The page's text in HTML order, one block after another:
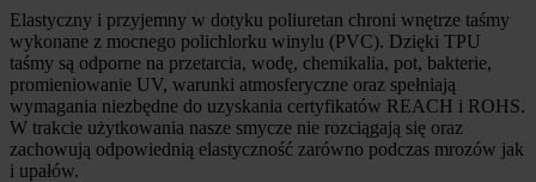
Elastyczny i przyjemny w dotyku poliuretan chroni wnętrze taśmy
wykonane z mocnego polichlorku winylu (PVC). Dzięki TPU
taśmy są odporne na przetarcia, wodę, chemikalia, pot, bakterie,
promieniowanie UV, warunki atmosferyczne oraz spełniają
wymagania niezbędne do uzyskania certyfikatów REACH i ROHS.
W trakcie użytkowania nasze smycze nie rozciągają się oraz
zachowują odpowiednią elastyczność zarówno podczas mrozów jak
i upałów.